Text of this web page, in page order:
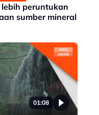
peruntukan
sumber mineral
01:08